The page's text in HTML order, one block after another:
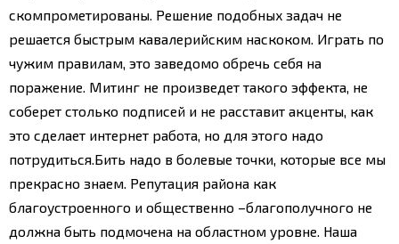
скомпрометированы. Решение подобных задач не
решается быстрым кавалерийским наскоком. Играть по
чужим правилам, это заведомо обречь себя на
поражение. Митинг не произведет такого эффекта, не
соберет столько подписей и не расставит акценты, как
это сделает интернет работа, но для этого надо
потрудиться. Бить надо в болевые точки, которые все мы
прекрасно знаем. Репутация района как
благоустроенного и общественно –благополучного не
должна быть подмочена на областном уровне. Наша